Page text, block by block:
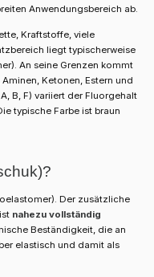
Anwendungsbereich ab.
Kraftstoffe, viele
liegt typischerweise
An seine Grenzen kommt
Ketonen, Estern und
B, F) variiert der Fluorgehalt
typische Farbe ist braun
Der zusätzliche
nahezu vollständig
Beständigkeit, die an
elastisch und damit als